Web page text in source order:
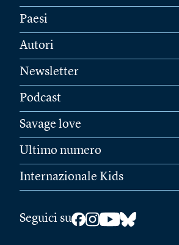
Paesi
Autori
Newsletter
Podcast
Savage love
Ultimo numero
Internazionale Kids
Seguici su